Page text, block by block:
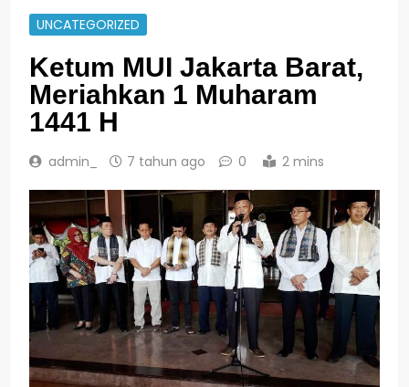
UNCATEGORIZED
Ketum MUI Jakarta Barat,
Meriahkan 1 Muharam
1441 H
admin_ 7 tahun ago 0 2 mins